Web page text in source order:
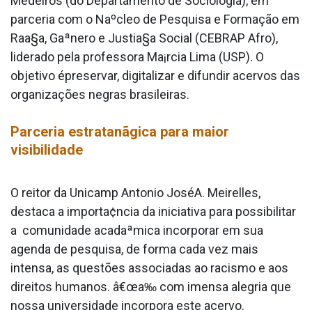
parceria com o Naºcleo de Pesquisa e Formação em
Raa§a, Gaªnero e Justia§a Social (CEBRAP Afro),
liderado pela professora Ma¡rcia Lima (USP). O
objetivo épreservar, digitalizar e difundir acervos das
organizações negras brasileiras.
Parceria estratanãgica para maior
visibilidade
O reitor da Unicamp Antonio JoséA. Meirelles,
destaca a importa¢ncia da iniciativa para possibilitar
a comunidade acadaªmica incorporar em sua
agenda de pesquisa, de forma cada vez mais
intensa, as questões associadas ao racismo e aos
direitos humanos. â€œa‰ com imensa alegria que
nossa universidade incorpora este acervo.